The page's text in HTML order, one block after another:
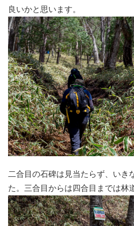
良いかと思います。
二合目の石碑は見当たらず、いき
た。三合目からは四合目までは林